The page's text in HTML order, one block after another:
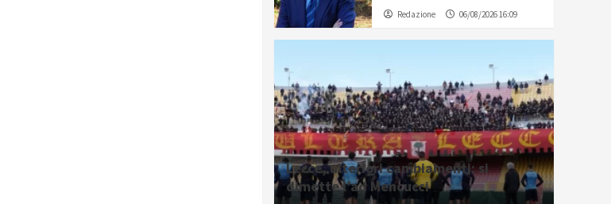
Redazione 06/08/2026 16:09
Lecce, ulteriori cambiamenti: si
dimette l’ad Mencucci